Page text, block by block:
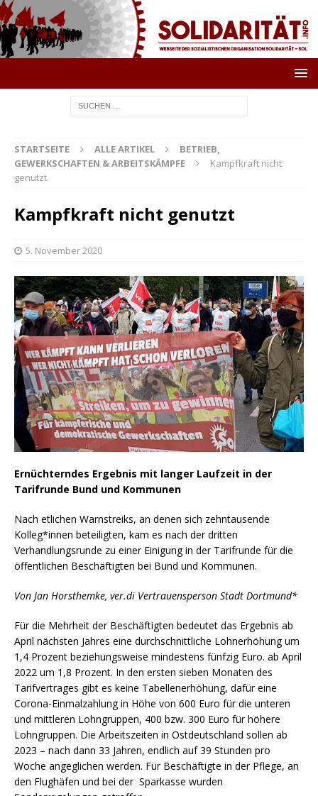
STARTSEITE ALLE ARTIKEL
BETRIEB,
GEWERKSCHAFTEN & ARBEITSKÄMPFE
Kampfkraft nicht
genutzt
Kampfkraft nicht genutzt
5. November 2020
Ernüchterndes Ergebnis mit langer Laufzeit in der
Tarifrunde Bund und Kommunen
Nach etlichen Warnstreiks, an denen sich zehntausende
Kolleg*innen beteiligten, kam es nach der dritten
Verhandlungsrunde zu einer Einigung in der Tarifrunde für die
öffentlichen Beschäftigten bei Bund und Kommunen.
Von Jan Horsthemke, ver.di Vertrauensperson Stadt Dortmund*
Für die Mehrheit der Beschäftigten bedeutet das Ergebnis ab
April nächsten Jahres eine durchschnittliche Lohnerhöhung um
1,4 Prozent beziehungsweise mindestens fünfzig Euro. ab April
2022 um 1,8 Prozent. In den ersten sieben Monaten des
Tarifvertrages gibt es keine Tabellenerhöhung, dafür eine
Corona-Einmalzahlung in Höhe von 600 Euro für die unteren
und mittleren Lohngruppen, 400 bzw. 300 Euro für höhere
Lohngruppen. Die Arbeitszeiten in Ostdeutschland sollen ab
2023 – nach dann 33 Jahren, endlich auf 39 Stunden pro
Woche angeglichen werden. Für Beschäftigte in der Pflege, an
den Flughäfen und bei der Sparkasse wurden